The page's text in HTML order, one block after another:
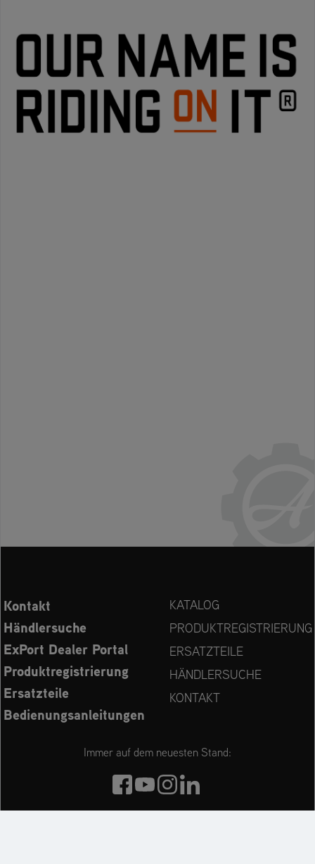
Kontakt
Händlersuche
ExPort Dealer Portal
Produktregistrierung
Ersatzteile
Bedienungsanleitungen
KATALOG
PRODUKTREGISTRIERUNG
ERSATZTEILE
HÄNDLERSUCHE
KONTAKT
Immer auf dem neuesten Stand: